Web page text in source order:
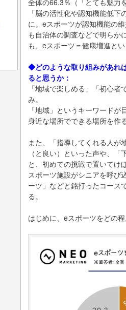
全体の66.3％（「とても魅力
「脳の活性化や認知機能低
に。eスポーツが認知機能の
も自治体の調査などで明らか
も、eスポーツ＝健康増進と
◆どのような取り組みがあれ
ると思うか：
「地域で楽しめる」「初心
み。
「地域」というキーワード
身近な場所でできる場所を作
また、「指導してくれる人が
（と良い）といった声や、
と、初めての挑戦で置いてけ
スポーツ施設がシニアを呼び
ーツ」などと銘打ったコース
る。
はじめに、eスポーツをどの